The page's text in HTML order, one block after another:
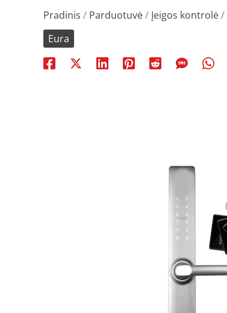
Pradinis / Parduotuvė/ Įeigos kontrolė/
Eura